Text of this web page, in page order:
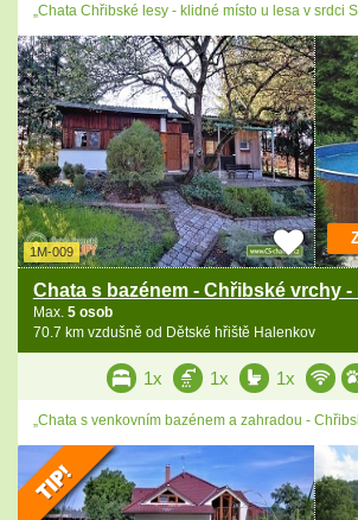
„Chata Chřibské lesy - klidné místo u lesa v srdci
1M-009
Chata s bazénem - Chřibské vrchy
Max. 5 osob
70.7 km vzdušně od Dětské hřiště Halenkov
1x 1x 1x
„Chata s venkovním bazénem a zahradou -